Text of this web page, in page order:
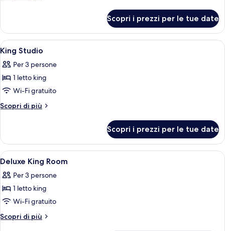
Club
Room
Scopri i prezzi per le tue date
Apri
tutte
le
foto
per
King
Una hall moderna con un'area
1
King Studio
Per 3 persone
1 letto king
Wi-Fi gratuito
Scopri di più
Altri
Studio
Scopri i prezzi per le tue date
Apri
tutte
le
foto
per
Deluxe
Camera d'hotel moderna con un
5
Deluxe King Room
Per 3 persone
1 letto king
Wi-Fi gratuito
Scopri di più
Altri